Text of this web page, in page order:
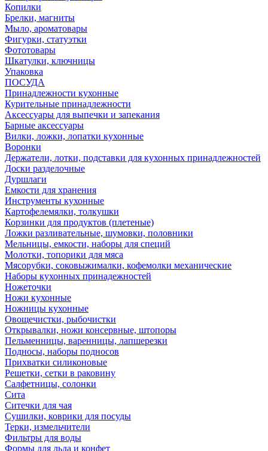
Копилки
Брелки, магниты
Мыло, ароматовары
Фигурки, статуэтки
Фототовары
Шкатулки, ключницы
Упаковка
ПОСУДА
Принадлежности кухонные
Курительные принадлежности
Аксессуары для выпечки и запекания
Барные аксессуары
Вилки, ложки, лопатки кухонные
Воронки
Держатели, лотки, подставки для кухонных принадлежностей
Доски разделочные
Дуршлаги
Емкости для хранения
Инструменты кухонные
Картофелемялки, толкушки
Корзинки для продуктов (плетеные)
Ложки разливательные, шумовки, половники
Мельницы, емкости, наборы для специй
Молотки, топорики для мяса
Мясорубки, соковыжималки, кофемолки механические
Наборы кухонных принадежностей
Ножеточки
Ножи кухонные
Ножницы кухонные
Овощечистки, рыбочистки
Открывалки, ножи консервные, штопоры
Пельменницы, варенницы, лапшерезки
Подносы, наборы подносов
Прихватки силиконовые
Решетки, сетки в раковину
Салфетницы, солонки
Сита
Ситечки для чая
Сушилки, коврики для посуды
Терки, измельчители
Фильтры для воды
Формы для льда и конфет